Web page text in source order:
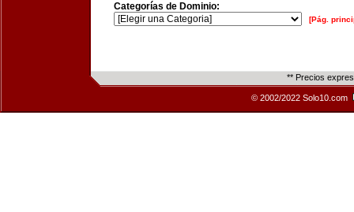
Categorías de Dominio:
[Pág.
** Precios
© 2002/2022 Solo10.com